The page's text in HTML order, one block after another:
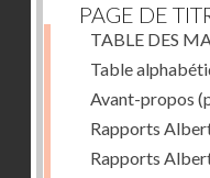
PAGE DE
TABLE DES
Table
Avant-propos
Rapports
Rapports